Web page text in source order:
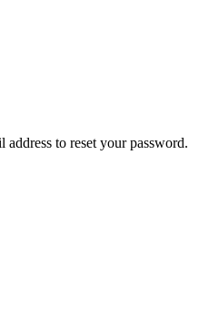
address to reset your password.